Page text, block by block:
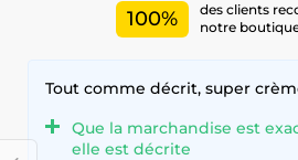
100%
des clients
notre
Tout comme décrit, super
Que la marchandise est
elle est décrite